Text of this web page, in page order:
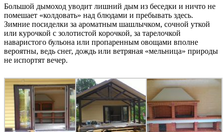
Большой дымоход уводит лишний дым из беседки и ничто не
помешает «колдовать» над блюдами и пребывать здесь.
Зимние посиделки за ароматным шашлычком, сочной уткой
или курочкой с золотистой корочкой, за тарелочкой
наваристого бульона или пропаренным овощами вполне
вероятны, ведь снег, дождь или ветряная «мельница» природы
не испортят вечер.